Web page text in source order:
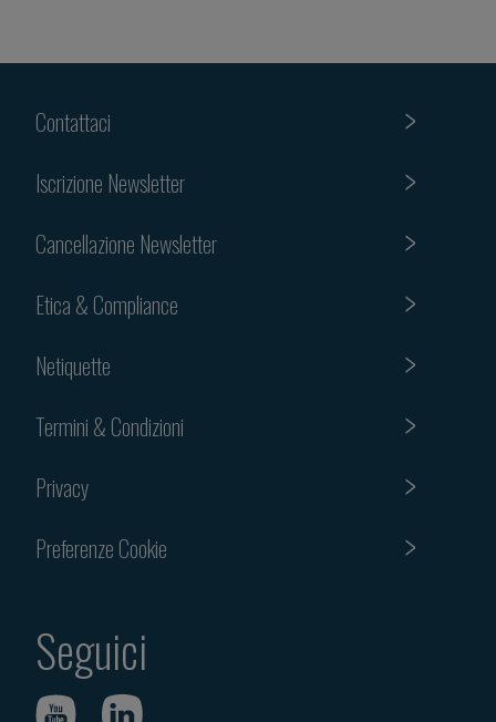
Contattaci
Iscrizione Newsletter
Cancellazione Newsletter
Etica & Compliance
Netiquette
Termini & Condizioni
Privacy
Preferenze Cookie
Seguici